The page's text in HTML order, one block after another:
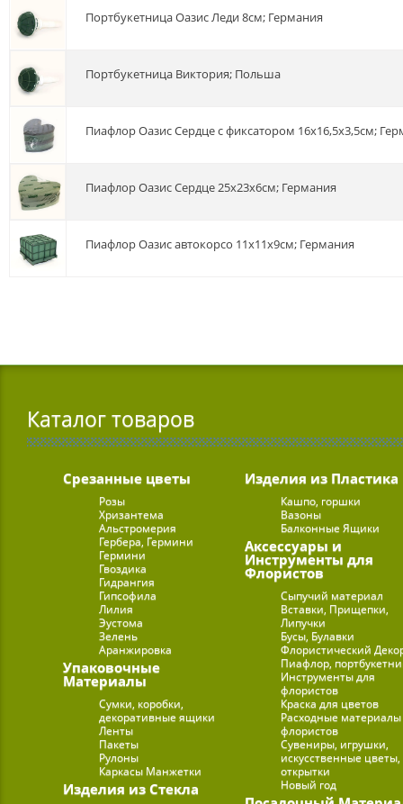
Портбукетница Оазис Леди 8см; Германия
Портбукетница Виктория; Польша
Пиафлор Оазис Сердце с фиксатором 16х16,5х3,5см;
Пиафлор Оазис Сердце 25х23х6см; Германия
пиафлор Оазис автокорсо 11х11х9см; Германия
Каталог товаров
Срезанные цветы
Розы
Хризантема
Альстромерия
Гербера, Гермини
Гермини
Гвоздика
Гидрангия
Гипсофила
Лилия
Эустома
Зелень
Аранжировка
Упаковочные
Материалы
Сумки, коробки,
декоративные ящики
Ленты
Пакеты
Рулоны
Каркасы Манжетки
Изделия из Стекла
Изделия из Пластика
Кашпо, горшки
Вазоны
Балконные Ящики
Аксессуары и
Инструменты для
Флористов
Сыпучий материал
Вставки, Прищепки,
Липучки
Бусы, Булавки
Флористический
Пиафлор,
Инструменты для
флористов
Краска для цветов
Расходные
флористов
Сувениры, игрушки,
искусственные цветы,
открытки
Новый год